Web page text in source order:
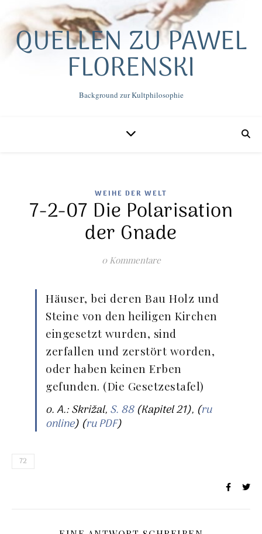
QUELLEN ZU PAWEL
FLORENSKI
Background zur Kultphilosophie
WEIHE DER WELT
7-2-07 Die Polarisation
der Gnade
0 Kommentare
Häuser, bei deren Bau Holz und
Steine von den heiligen Kirchen
eingesetzt wurden, sind
zerfallen und zerstört worden,
oder haben keinen Erben
gefunden. (Die Gesetzestafel)
o. A.: Skrižal, S. 88(Kapitel 21), (ru
online) (ru PDF)
72